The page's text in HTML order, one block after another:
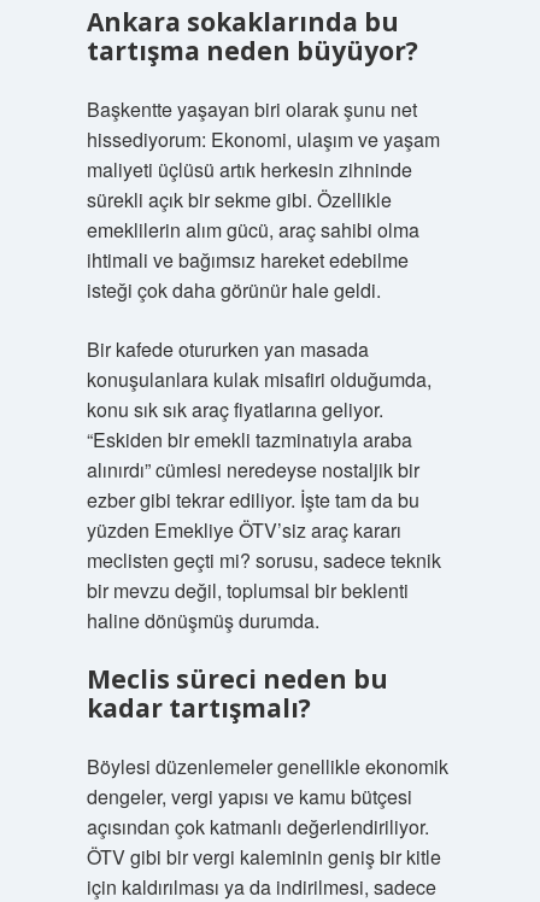
Ankara sokaklarında bu
tartışma neden büyüyor?
Başkentte yaşayan biri olarak şunu net
hissediyorum: Ekonomi, ulaşım ve yaşam
maliyeti üçlüsü artık herkesin zihninde
sürekli açık bir sekme gibi. Özellikle
emeklilerin alım gücü, araç sahibi olma
ihtimali ve bağımsız hareket edebilme
isteği çok daha görünür hale geldi.
Bir kafede otururken yan masada
konuşulanlara kulak misafiri olduğumda,
konu sık sık araç fiyatlarına geliyor.
“Eskiden bir emekli tazminatıyla araba
alınırdı” cümlesi neredeyse nostaljik bir
ezber gibi tekrar ediliyor. İşte tam da bu
yüzden Emekliye ÖTV’siz araç kararı
meclisten geçti mi? sorusu, sadece teknik
bir mevzu değil, toplumsal bir beklenti
haline dönüşmüş durumda.
Meclis süreci neden bu
kadar tartışmalı?
Böylesi düzenlemeler genellikle ekonomik
dengeler, vergi yapısı ve kamu bütçesi
açısından çok katmanlı değerlendiriliyor.
ÖTV gibi bir vergi kaleminin geniş bir kitle
için kaldırılması ya da indirilmesi, sadece